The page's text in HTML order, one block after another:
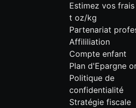
Estimez vos frais
t oz/kg
Partenariat
Affililiation
Compte enfant
Plan d'Epargne
Politique de
confidentialité
Stratégie fiscale